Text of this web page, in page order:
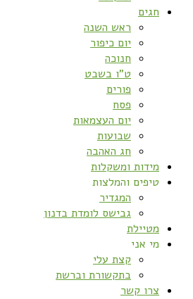
חגים
ראש השנה
יום כיפור
חנוכה
ט”ו בשבט
פורים
פסח
יום העצמאות
שבועות
חג האהבה
מידות ומשקלות
טיפים והמלצות
המגדיר
גבישס לומדת בדנון
מטיילת
מי אני
קצת עלי
בתקשורת וברשת
צרו קשר